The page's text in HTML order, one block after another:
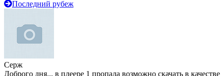
Последний рубеж
Серж
Доброго дня... в плеере 1 пропала возможно скачать в качестве